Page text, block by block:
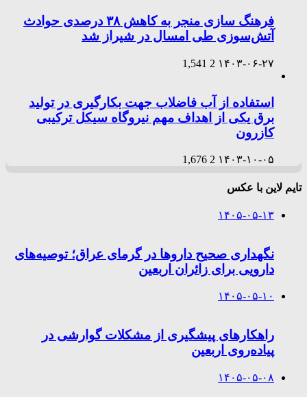
فرهنگ سازی منجر به کاهش ۳۸ درصدی حوادث
آتش‌سوزی طی امسال در شیراز شد
۱۴۰۳-۰۶-۲۷ 2
1,541
استفاده از آب فاضلاب جهت بکارگیری در تولید
برق یکی از اهداف مهم نیروگاه سیکل ترکیبی
کازرون
۱۴۰۳-۱۰-۰۵ 2
1,676
تایم لاین با عکس
۱۴۰۵-۰۵-۱۳
نگهداری صحیح داروها در گرمای عراق؛ توصیه‌های
دارویی برای زائران اربعین
۱۴۰۵-۰۵-۱۰
راهکارهای پیشگیری از مشکلات گوارشی در
پیاده‌روی اربعین
۱۴۰۵-۰۵-۰۸